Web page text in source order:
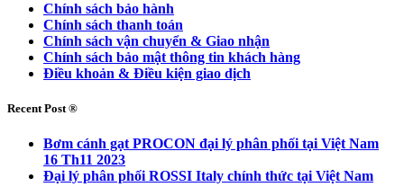
Chính sách bảo hành
Chính sách thanh toán
Chính sách vận chuyển & Giao nhận
Chính sách bảo mật thông tin khách hàng
Điều khoản & Điều kiện giao dịch
Recent Post ®
Bơm cánh gạt PROCON đại lý phân phối tại Việt Nam
16 Th11 2023
Đại lý phân phối ROSSI Italy chính thức tại Việt Nam